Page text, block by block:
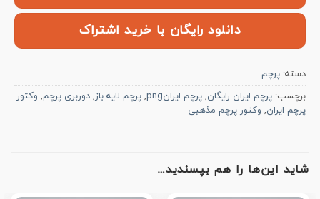
دانلود رایگان با خرید اشتراک
دسته: پرچم
برچسب: پرچم ایران رایگان, پرچم ایرانpng , پرچم لایه باز, دوربری پرچم, وکتور
پرچم ایران, وکتور پرچم مذهبی
شاید این‌ها را هم بپسندید…